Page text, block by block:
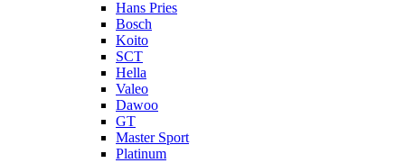
Hans Pries
Bosch
Koito
SCT
Hella
Valeo
Dawoo
GT
Master Sport
Platinum